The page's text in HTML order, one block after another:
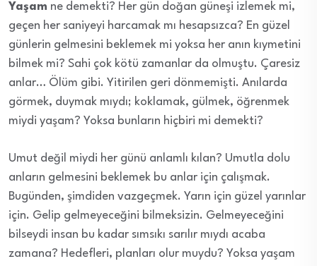
Yaşam ne demekti? Her gün doğan güneşi izlemek mi,
geçen her saniyeyi harcamak mı hesapsızca? En güzel
günlerin gelmesini beklemek mi yoksa her anın kıymetini
bilmek mi? Sahi çok kötü zamanlar da olmuştu. Çaresiz
anlar… Ölüm gibi. Yitirilen geri dönmemişti. Anılarda
görmek, duymak mıydı; koklamak, gülmek, öğrenmek
miydi yaşam? Yoksa bunların hiçbiri mi demekti?
Umut değil miydi her günü anlamlı kılan? Umutla dolu
anların gelmesini beklemek bu anlar için çalışmak.
Bugünden, şimdiden vazgeçmek. Yarın için güzel yarınlar
için. Gelip gelmeyeceğini bilmeksizin. Gelmeyeceğini
bilseydi insan bu kadar sımsıkı sarılır mıydı acaba
zamana? Hedefleri, planları olur muydu? Yoksa yaşam